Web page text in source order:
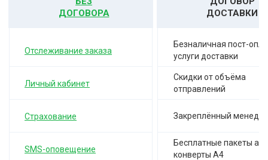
ДОГОВОРА
Отслеживание заказа
Личный кабинет
Страхование
SMS-оповещение
ДОСТАВКИ
Безналичная пост-
услуги доставки
Скидки от объёма
отправлений
Закреплённый
Бесплатные пакеты а-
конверты А4